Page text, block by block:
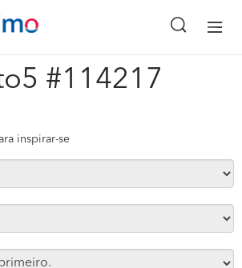
#114217
x
inspirar-se